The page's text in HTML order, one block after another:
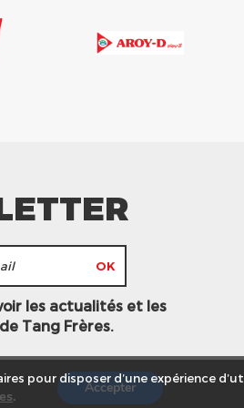
les actualités et les
Tang Frères.
légales
pour disposer d’une expérience
. Accepter